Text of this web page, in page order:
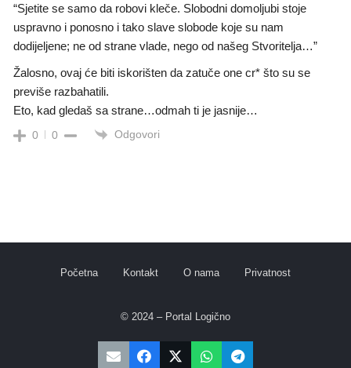
“Sjetite se samo da robovi kleče. Slobodni domoljubi stoje
uspravno i ponosno i tako slave slobode koje su nam
dodijeljene; ne od strane vlade, nego od našeg Stvoritelja…”
Žalosno, ovaj će biti iskorišten da zatuče one cr* što su se
previše razbahatili.
Eto, kad gledaš sa strane…odmah ti je jasnije…
0 0 Odgovori
Početna Kontakt O nama Privatnost
© 2024 – Portal Logično